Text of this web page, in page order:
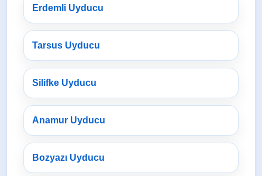
Erdemli Uyducu
Tarsus Uyducu
Silifke Uyducu
Anamur Uyducu
Bozyazı Uyducu